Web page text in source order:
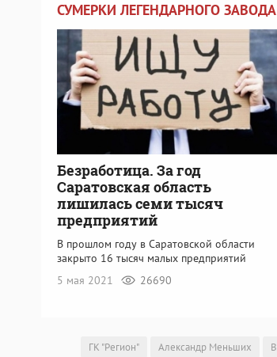
СУМЕРКИ ЛЕГЕНДАРНОГО ЗАВОДА
Безработица. За год
Саратовская область
лишилась семи тысяч
предприятий
В прошлом году в Саратовской области
закрыто 16 тысяч малых предприятий
5 мая 2021
26690
ГК "Регион" Александр Меньших